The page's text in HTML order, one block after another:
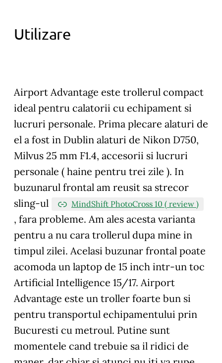
Utilizare
Airport Advantage este trollerul compact
ideal pentru calatorii cu echipament si
lucruri personale. Prima plecare alaturi de
el a fost in Dublin alaturi de Nikon D750,
Milvus 25 mm F1.4, accesorii si lucruri
personale ( haine pentru trei zile ). In
buzunarul frontal am reusit sa strecor
sling-ul
MindShift PhotoCross 10 ( review )
, fara probleme. Am ales acesta varianta
pentru a nu cara trollerul dupa mine in
timpul zilei. Acelasi buzunar frontal poate
acomoda un laptop de 15 inch intr-un toc
Artificial Intelligence 15/17. Airport
Advantage este un troller foarte bun si
pentru transportul echipamentului prin
Bucuresti cu metroul. Putine sunt
momentele cand trebuie sa il ridici de